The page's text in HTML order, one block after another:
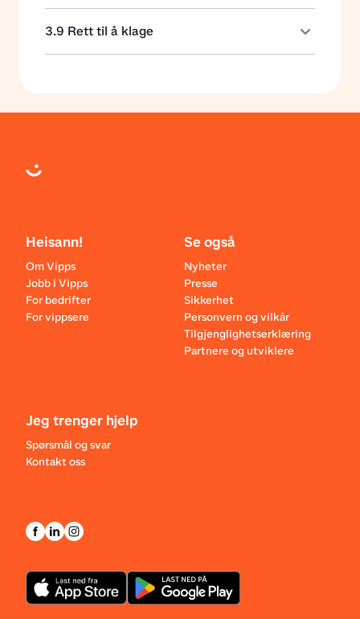
3.9 Rett til å klage
Heisann!
Om Vipps
Jobb i Vipps
For bedrifter
For vippsere
Se også
Nyheter
Presse
Sikkerhet
Personvern og vilkår
Tilgjenglighetserklæring
Partnere og utviklere
Jeg trenger hjelp
Spørsmål og svar
Kontakt oss